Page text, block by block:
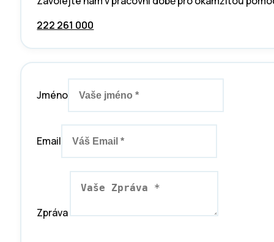
222 261 000
Jméno
Email
Zpráva